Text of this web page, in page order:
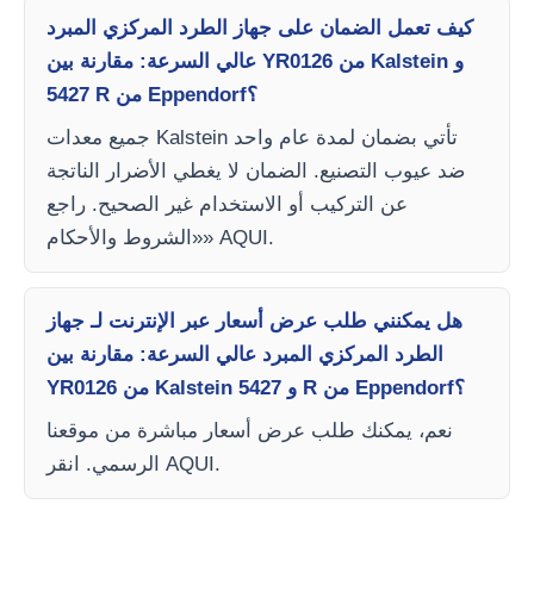
كيف تعمل الضمان على جهاز الطرد المركزي المبرد
عالي السرعة: مقارنة بين YR0126 من Kalstein و
5427 R من Eppendorf؟
جميع معدات Kalstein تأتي بضمان لمدة عام واحد
ضد عيوب التصنيع. الضمان لا يغطي الأضرار الناتجة
عن التركيب أو الاستخدام غير الصحيح. راجع
«الشروط والأحكام» AQUI.
هل يمكنني طلب عرض أسعار عبر الإنترنت لـ جهاز
الطرد المركزي المبرد عالي السرعة: مقارنة بين
YR0126 من Kalstein و 5427 R من Eppendorf؟
نعم، يمكنك طلب عرض أسعار مباشرة من موقعنا
الرسمي. انقر AQUI.